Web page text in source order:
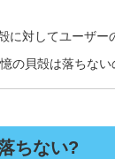
に対してユーザー
の貝殻は落ちない
ちない?